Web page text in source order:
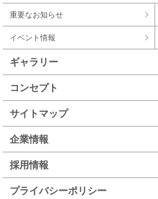
重要なお知らせ
イベント情報
ギャラリー
コンセプト
サイトマップ
企業情報
採用情報
プライバシーポリシー